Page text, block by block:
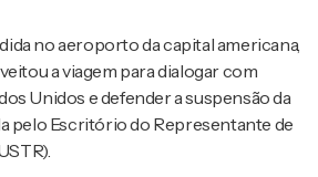
no aeroporto da capital americana,
a viagem para dialogar com
Unidos e defender a suspensão da
pelo Escritório do Representante de